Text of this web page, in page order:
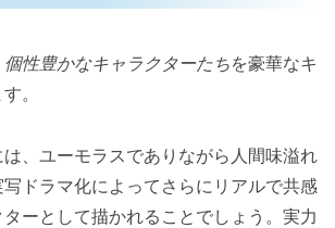
個性豊かなキャラクターたちを豪華なキ
。
、ユーモラスでありながら人間味溢れ
ドラマ化によってさらにリアルで共感
ーとして描かれることでしょう。実力